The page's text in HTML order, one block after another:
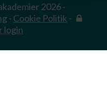
2026 -
- Cookie Politik -
login